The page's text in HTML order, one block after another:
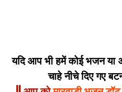
यदि आप भी हमें कोई भजन या
चाहे नीचे दिए गए